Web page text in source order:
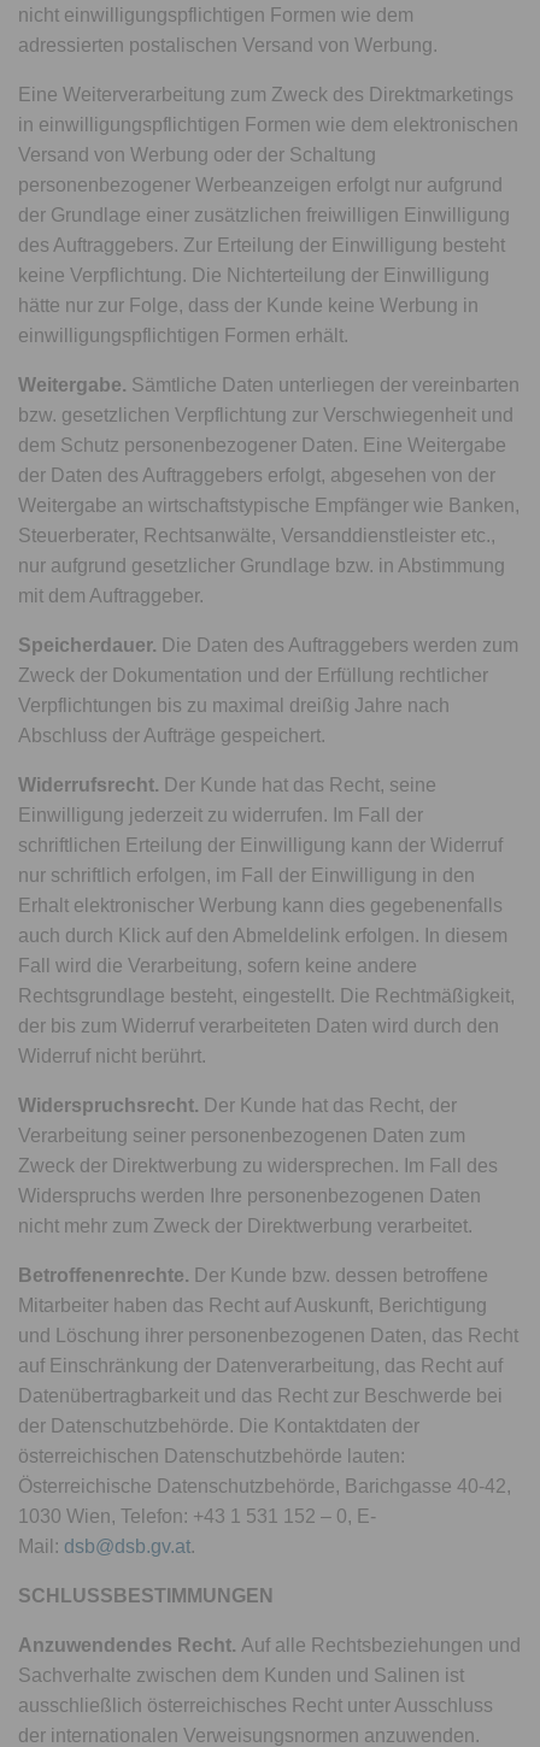
nicht einwilligungspflichtigen Formen wie dem
adressierten postalischen Versand von Werbung.
Eine Weiterverarbeitung zum Zweck des Direktmarketings
in einwilligungspflichtigen Formen wie dem elektronischen
Versand von Werbung oder der Schaltung
personenbezogener Werbeanzeigen erfolgt nur aufgrund
der Grundlage einer zusätzlichen freiwilligen Einwilligung
des Auftraggebers. Zur Erteilung der Einwilligung besteht
keine Verpflichtung. Die Nichterteilung der Einwilligung
hätte nur zur Folge, dass der Kunde keine Werbung in
einwilligungspflichtigen Formen erhält.
Weitergabe. Sämtliche Daten unterliegen der vereinbarten
bzw. gesetzlichen Verpflichtung zur Verschwiegenheit und
dem Schutz personenbezogener Daten. Eine Weitergabe
der Daten des Auftraggebers erfolgt, abgesehen von der
Weitergabe an wirtschaftstypische Empfänger wie Banken,
Steuerberater, Rechtsanwälte, Versanddienstleister etc.,
nur aufgrund gesetzlicher Grundlage bzw. in Abstimmung
mit dem Auftraggeber.
Speicherdauer. Die Daten des Auftraggebers werden zum
Zweck der Dokumentation und der Erfüllung rechtlicher
Verpflichtungen bis zu maximal dreißig Jahre nach
Abschluss der Aufträge gespeichert.
Widerrufsrecht. Der Kunde hat das Recht, seine
Einwilligung jederzeit zu widerrufen. Im Fall der
schriftlichen Erteilung der Einwilligung kann der Widerruf
nur schriftlich erfolgen, im Fall der Einwilligung in den
Erhalt elektronischer Werbung kann dies gegebenenfalls
auch durch Klick auf den Abmeldelink erfolgen. In diesem
Fall wird die Verarbeitung, sofern keine andere
Rechtsgrundlage besteht, eingestellt. Die Rechtmäßigkeit,
der bis zum Widerruf verarbeiteten Daten wird durch den
Widerruf nicht berührt.
Widerspruchsrecht. Der Kunde hat das Recht, der
Verarbeitung seiner personenbezogenen Daten zum
Zweck der Direktwerbung zu widersprechen. Im Fall des
Widerspruchs werden Ihre personenbezogenen Daten
nicht mehr zum Zweck der Direktwerbung verarbeitet.
Betroffenenrechte. Der Kunde bzw. dessen betroffene
Mitarbeiter haben das Recht auf Auskunft, Berichtigung
und Löschung ihrer personenbezogenen Daten, das Recht
auf Einschränkung der Datenverarbeitung, das Recht auf
Datenübertragbarkeit und das Recht zur Beschwerde bei
der Datenschutzbehörde. Die Kontaktdaten der
österreichischen Datenschutzbehörde lauten:
Österreichische Datenschutzbehörde, Barichgasse 40-42,
1030 Wien, Telefon: +43 1 531 152 – 0, E-
Mail: dsb@dsb.gv.at.
SCHLUSSBESTIMMUNGEN
Anzuwendendes Recht. Auf alle Rechtsbeziehungen und
Sachverhalte zwischen dem Kunden und Salinen ist
ausschließlich österreichisches Recht unter Ausschluss
der internationalen Verweisungsnormen anzuwenden.